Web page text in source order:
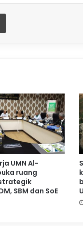
UMN Al-
ruang
SBM dan SoE